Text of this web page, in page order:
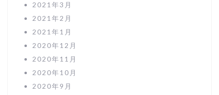
2021年3月
2021年2月
2021年1月
2020年12月
2020年11月
2020年10月
2020年9月